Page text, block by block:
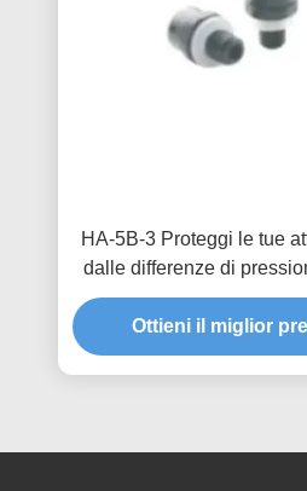
HA-5B-3 Proteggi le tue
dalle differenze di
ambienti umidi con
impermeabili e
personalizzate
Ottieni il miglior